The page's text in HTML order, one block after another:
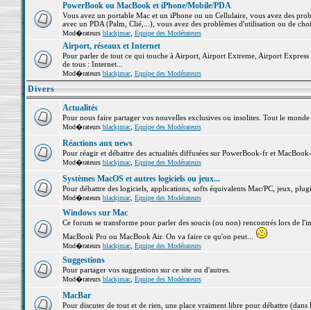
PowerBook ou MacBook et iPhone/Mobile/PDA
Vous avez un portable Mac et un iPhone ou un Cellulaire, vous avez des
avec un PDA (Palm, Clié,...), vous avez des problèmes d'utilisation ou de
Mod�rateurs blackjmac, Equipe des Modérateurs
Airport, réseaux et Internet
Pour parler de tout ce qui touche à Airport, Airport Extreme, Airport
de tous : Internet...
Mod�rateurs blackjmac, Equipe des Modérateurs
Divers
Actualités
Pour nous faire partager vos nouvelles exclusives ou insolites. Tout le
Mod�rateurs blackjmac, Equipe des Modérateurs
Réactions aux news
Pour réagir et débattre des actualités diffusées sur PowerBook-fr et
Mod�rateurs blackjmac, Equipe des Modérateurs
Systèmes MacOS et autres logiciels ou jeux...
Pour débattre des logiciels, applications, softs équivalents Mac/PC, jeux,
Mod�rateurs blackjmac, Equipe des Modérateurs
Windows sur Mac
Ce forum se transforme pour parler des soucis (ou non) rencontrés lors de
MacBook Pro ou MacBook Air. On va faire ce qu'on peut...
Mod�rateurs blackjmac, Equipe des Modérateurs
Suggestions
Pour partager vos suggestions sur ce site ou d'autres.
Mod�rateurs blackjmac, Equipe des Modérateurs
MacBar
Pour discuter de tout et de rien, une place vraiment libre pour débattre (dans